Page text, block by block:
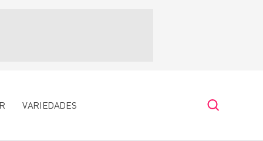
VARIEDADES